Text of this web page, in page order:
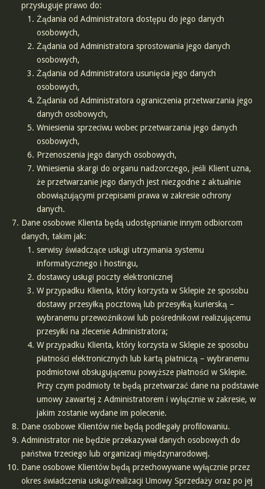
przysługuje prawo do:
Żądania od Administratora dostępu do jego danych
osobowych,
Żądania od Administratora sprostowania jego danych
osobowych,
Żądania od Administratora usunięcia jego danych
osobowych,
Żądania od Administratora ograniczenia przetwarzania jego
danych osobowych,
Wniesienia sprzeciwu wobec przetwarzania jego danych
osobowych,
Przenoszenia jego danych osobowych,
Wniesienia skargi do organu nadzorczego, jeśli Klient uzna,
że przetwarzanie jego danych jest niezgodne z aktualnie
obowiązującymi przepisami prawa w zakresie ochrony
danych.
Dane osobowe Klienta będą udostępnianie innym odbiorcom
danych, takim jak:
serwisy świadczące usługi utrzymania systemu
informatycznego i hostingu,
dostawcy usługi poczty elektronicznej
W przypadku Klienta, który korzysta w Sklepie ze sposobu
dostawy przesyłką pocztową lub przesyłką kurierską –
wybranemu przewoźnikowi lub pośrednikowi realizującemu
przesyłki na zlecenie Administratora;
W przypadku Klienta, który korzysta w Sklepie ze sposobu
płatności elektronicznych lub kartą płatniczą – wybranemu
podmiotowi obsługującemu powyższe płatności w Sklepie.
Przy czym podmioty te będą przetwarzać dane na podstawie
umowy zawartej z Administratorem i wyłącznie w zakresie, w
jakim zostanie wydane im polecenie.
Dane osobowe Klientów nie będą podlegały profilowaniu.
Administrator nie będzie przekazywał danych osobowych do
państwa trzeciego lub organizacji międzynarodowej.
Dane osobowe Klientów będą przechowywane wyłącznie przez
okres świadczenia usługi/realizacji Umowy Sprzedaży oraz po jej